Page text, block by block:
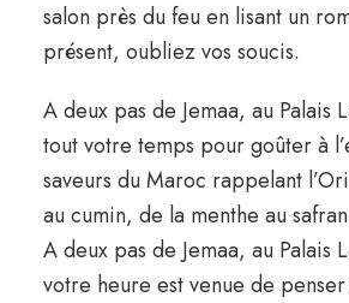
salon près du feu en lisant un
présent, oubliez vos soucis.
A deux pas de Jemaa, au Palais
tout votre temps pour goûter à
saveurs du Maroc rappelant
au cumin, de la menthe au
A deux pas de Jemaa, au Palais
votre heure est venue de penser